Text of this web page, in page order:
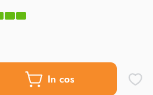
In cos